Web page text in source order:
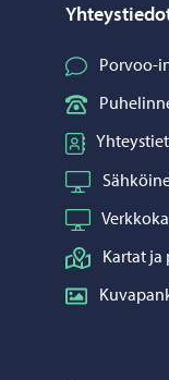
Porvoo-
Kartat